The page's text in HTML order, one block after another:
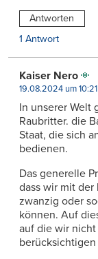
Antworten
1 Antwort
Kaiser Nero
19.08.2024 um 10:21
In unserer Welt
Raubritter. die
Staat, die sich
bedienen.
Das generelle
dass wir mit
zwanzig oder
können. Auf
auf die wir